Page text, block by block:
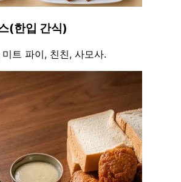
(한입 간식)
트 파이, 친친, 사모사.